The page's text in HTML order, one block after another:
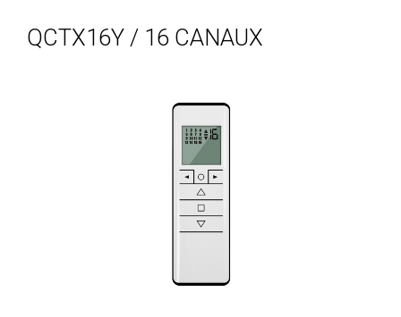
QCTX16Y / 16 CANAUX